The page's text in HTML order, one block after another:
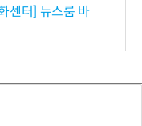
미팅 지원…K
출 교두보 확
센터] 뉴스룸 바